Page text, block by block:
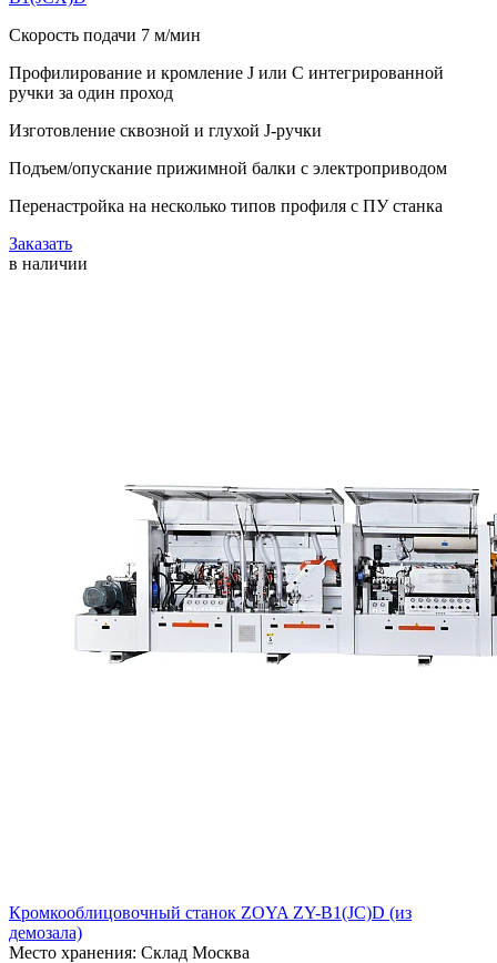
Скорость подачи 7 м/мин
Профилирование и кромление J или С интегрированной
ручки за один проход
Изготовление сквозной и глухой J-ручки
Подъем/опускание прижимной балки с электроприводом
Перенастройка на несколько типов профиля с ПУ станка
Заказать
в наличии
Кромкооблицовочный станок ZOYA ZY-B1(JC)D (из
демозала)
Место хранения: Склад Москва